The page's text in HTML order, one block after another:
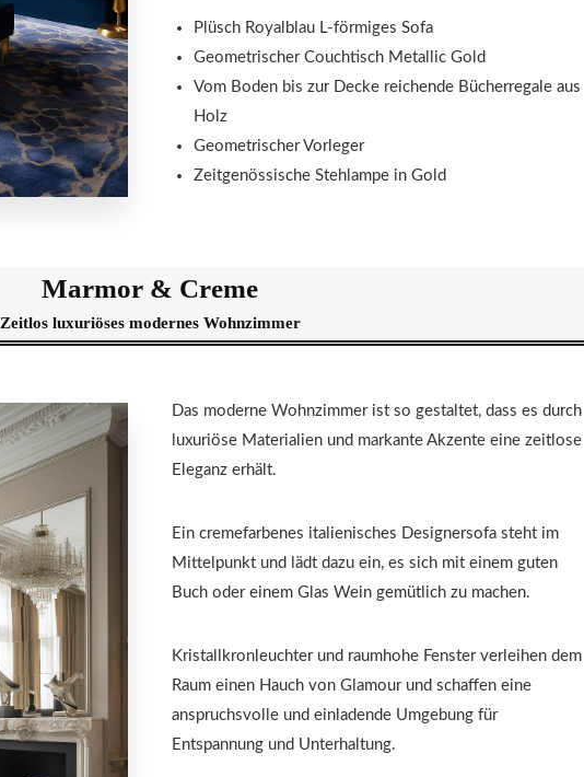
Plüsch Royalblau L-förmiges Sofa
Geometrischer Couchtisch Metallic Gold
Vom Boden bis zur Decke reichende Bücherregale aus
Holz
Geometrischer Vorleger
Zeitgenössische Stehlampe in Gold
Marmor & Creme
Zeitlos luxuriöses modernes Wohnzimmer
Das moderne Wohnzimmer ist so gestaltet, dass es durch
luxuriöse Materialien und markante Akzente eine zeitlose
Eleganz erhält.
Ein cremefarbenes italienisches Designersofa steht im
Mittelpunkt und lädt dazu ein, es sich mit einem guten
Buch oder einem Glas Wein gemütlich zu machen.
Kristallkronleuchter und raumhohe Fenster verleihen dem
Raum einen Hauch von Glamour und schaffen eine
anspruchsvolle und einladende Umgebung für
Entspannung und Unterhaltung.